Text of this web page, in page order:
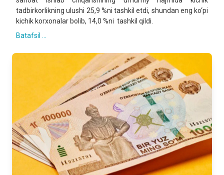
tadbirkorlikning ulushi 25,9 %ni tashkil etdi, shundan eng ko‘pi
kichik korxonalar bolib, 14,0 %ni tashkil qildi.
Batafsil ...